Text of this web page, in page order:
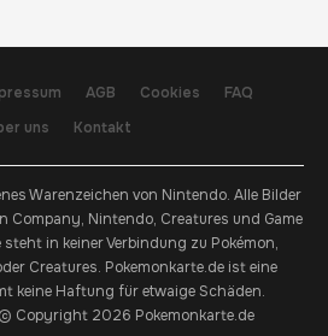
AGB Cookies
FAQ
uns
Kontakt
Warenzeichen von Nintendo. Alle Bilder
Company, Nintendo, Creatures und Game
steht in keiner Verbindung zu Pokémon,
Creatures. Pokemonkarte.de ist eine
keine Haftung für etwaige Schäden.
Copyright 2026 Pokemonkarte.de